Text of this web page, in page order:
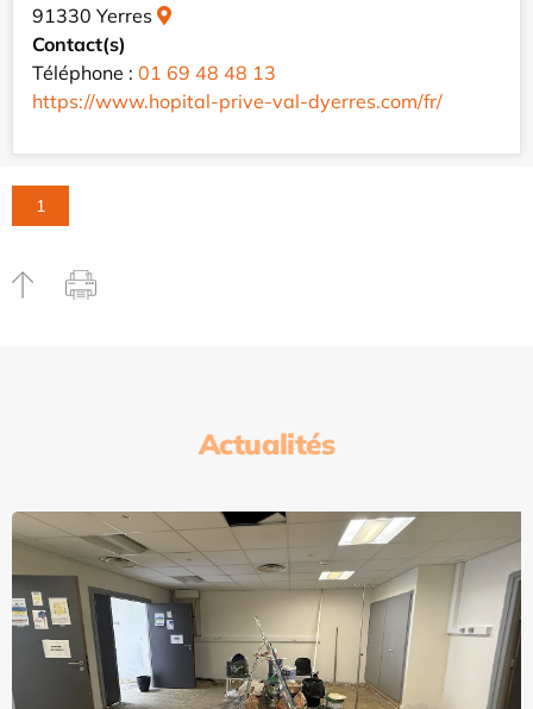
91330 Yerres
Contact(s)
Téléphone : 01 69 48 48 13
https://www.hopital-prive-val-dyerres.com/fr/
1
Actualités